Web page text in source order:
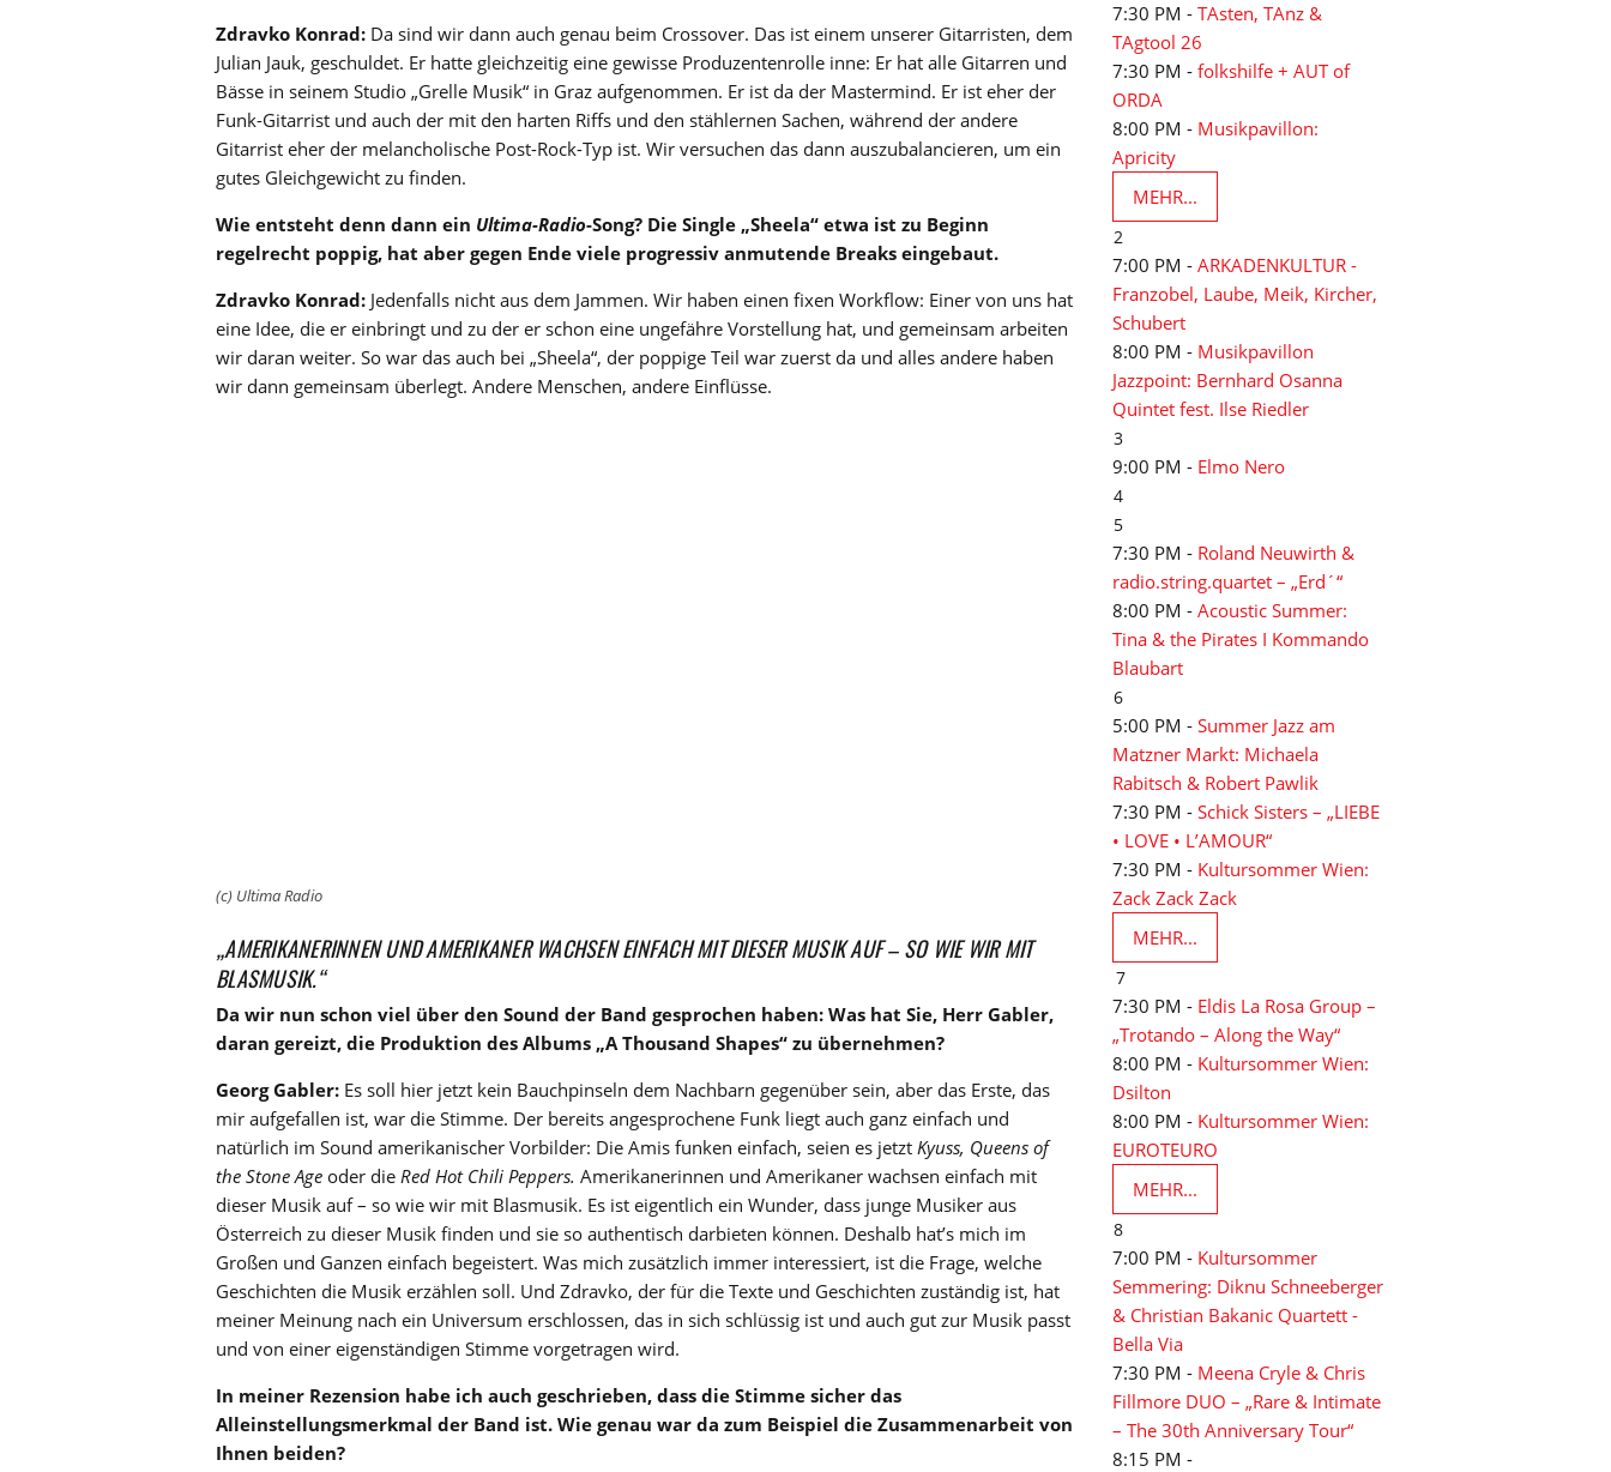
Zdravko Konrad: Da sind wir dann auch genau beim Crossover. Das ist einem unserer Gitarristen, dem
Julian Jauk, geschuldet. Er hatte gleichzeitig eine gewisse Produzentenrolle inne: Er hat alle Gitarren und
Bässe in seinem Studio „Grelle Musik“ in Graz aufgenommen. Er ist da der Mastermind. Er ist eher der
Funk-Gitarrist und auch der mit den harten Riffs und den stählernen Sachen, während der andere
Gitarrist eher der melancholische Post-Rock-Typ ist. Wir versuchen das dann auszubalancieren, um ein
gutes Gleichgewicht zu finden.
Wie entsteht denn dann ein Ultima-Radio-Song? Die Single „Sheela“ etwa ist zu Beginn
regelrecht poppig, hat aber gegen Ende viele progressiv anmutende Breaks eingebaut.
Zdravko Konrad: Jedenfalls nicht aus dem Jammen. Wir haben einen fixen Workflow: Einer von uns hat
eine Idee, die er einbringt und zu der er schon eine ungefähre Vorstellung hat, und gemeinsam arbeiten
wir daran weiter. So war das auch bei „Sheela“, der poppige Teil war zuerst da und alles andere haben
wir dann gemeinsam überlegt. Andere Menschen, andere Einflüsse.
(c) Ultima Radio
„AMERIKANERINNEN UND AMERIKANER WACHSEN EINFACH MIT DIESER MUSIK AUF – SO WIE WIR MIT
BLASMUSIK.“
Da wir nun schon viel über den Sound der Band gesprochen haben: Was hat Sie, Herr Gabler,
daran gereizt, die Produktion des Albums „A Thousand Shapes“ zu übernehmen?
Georg Gabler: Es soll hier jetzt kein Bauchpinseln dem Nachbarn gegenüber sein, aber das Erste, das
mir aufgefallen ist, war die Stimme. Der bereits angesprochene Funk liegt auch ganz einfach und
natürlich im Sound amerikanischer Vorbilder: Die Amis funken einfach, seien es jetzt Kyuss, Queens of
the Stone Age oder die Red Hot Chili Peppers. Amerikanerinnen und Amerikaner wachsen einfach mit
dieser Musik auf – so wie wir mit Blasmusik. Es ist eigentlich ein Wunder, dass junge Musiker aus
Österreich zu dieser Musik finden und sie so authentisch darbieten können. Deshalb hat’s mich im
Großen und Ganzen einfach begeistert. Was mich zusätzlich immer interessiert, ist die Frage, welche
Geschichten die Musik erzählen soll. Und Zdravko, der für die Texte und Geschichten zuständig ist, hat
meiner Meinung nach ein Universum erschlossen, das in sich schlüssig ist und auch gut zur Musik passt
und von einer eigenständigen Stimme vorgetragen wird.
In meiner Rezension habe ich auch geschrieben, dass die Stimme sicher das
Alleinstellungsmerkmal der Band ist. Wie genau war da zum Beispiel die Zusammenarbeit von
Ihnen beiden?
7:30 PM - TAsten, TAnz &
TAgtool 26
7:30 PM - folkshilfe + AUT of
ORDA
8:00 PM - Musikpavillon:
Apricity
MEHR...
2
7:00 PM - ARKADENKULTUR -
Franzobel, Laube, Meik, Kircher,
Schubert
8:00 PM - Musikpavillon
Jazzpoint: Bernhard Osanna
Quintet fest. Ilse Riedler
3
9:00 PM - Elmo Nero
4
5
7:30 PM - Roland Neuwirth &
radio.string.quartet – „Erd´“
8:00 PM - Acoustic Summer:
Tina & the Pirates I Kommando
Blaubart
6
5:00 PM - Summer Jazz am
Matzner Markt: Michaela
Rabitsch & Robert Pawlik
7:30 PM - Schick Sisters – „LIEBE
• LOVE • L’AMOUR“
7:30 PM - Kultursommer Wien:
Zack Zack Zack
MEHR...
7
7:30 PM - Eldis La Rosa Group –
„Trotando – Along the Way“
8:00 PM - Kultursommer Wien:
Dsilton
8:00 PM - Kultursommer Wien:
EUROTEURO
MEHR...
8
7:00 PM - Kultursommer
Semmering: Diknu Schneeberger
& Christian Bakanic Quartett -
Bella Via
7:30 PM - Meena Cryle & Chris
Fillmore DUO – „Rare & Intimate
– The 30th Anniversary Tour“
8:15 PM -